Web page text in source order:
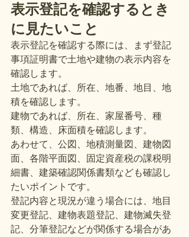
表示登記を確認するとき
に見たいこと
表示登記を確認する際には、まず登記
事項証明書で土地や建物の表示内容を
確認します。
土地であれば、所在、地番、地目、地
積を確認します。
建物であれば、所在、家屋番号、種
類、構造、床面積を確認します。
あわせて、公図、地積測量図、建物図
面、各階平面図、固定資産税の課税明
細書、建築確認関係書類なども確認し
たいポイントです。
登記内容と現況が違う場合には、地目
変更登記、建物表題登記、建物滅失登
記、分筆登記などが関係する場合があ